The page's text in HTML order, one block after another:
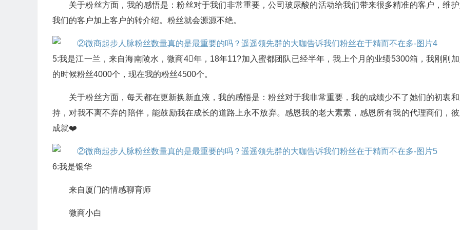
关于粉丝方面，我的感悟是：粉丝对于我们非常重要，公司玻尿酸的活动给我们带来很多精准的客户，维
我们的客户加上客户的转介绍。粉丝就会源源不绝。
5:我是江一兰，来自海南陵水，微商4⃣️年，18年11?️加入蜜都团队已经半年，我上个月的业绩5300箱，我刚刚加
的时候粉丝4000个，现在我的粉丝4500个。
关于粉丝方面，每天都在更新换新血液，我的感悟是：粉丝对于我非常重要，我的成绩少不了她们的初衷
持，对我不离不弃的陪伴，能鼓励我在成长的道路上永不放弃。感恩我的老大素素，感恩所有我的代理商们，
成就❤️
6:我是银华
来自厦门的情感聊育师
微商小白